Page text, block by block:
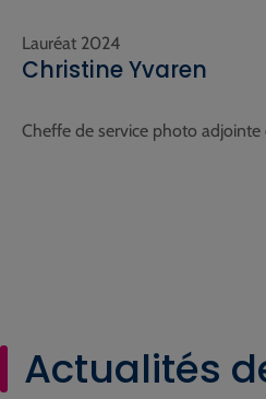
Lauréat 2024
Christine Yvaren
Cheffe de service photo adjointe
Actualités